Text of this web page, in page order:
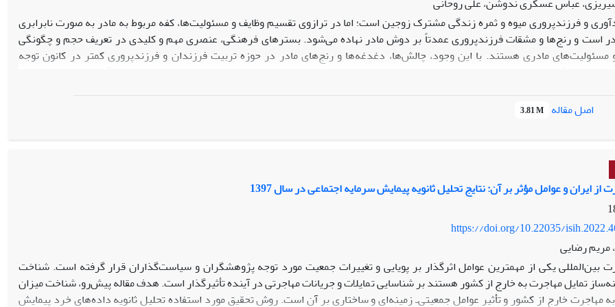
و فرزندپروری میوه و ثمره زندگی مشترک زوجین است؛ اما در ترازوی تقسیم وظایف و مسئولیت‌ها، کفه مربوط به مادر به صورت نابرابری
است و رنج‌ها و مشقات فرزندپروری عمدتاً بر دوش مادر نهاده می‌شود. بسترهای فرهنگی، عنصری مهم و کلیدی در تعریف حجم و چگونگی
مسئولیت‌های مادری هستند. با این وجود، چالش‌ها، دغدغه‌ها و رنج‌های مادر در حوزه تربیت فرزندان و فرزندپروری کمتر در کانون توجه
و فرهنگی بوده است. این مقاله با هدف بررسی این مسائل و چالش‌ها، به روش کیفی انتقادی کارسپیکین صورت گرفته است. داده‌های
زرند استان کرمان و برمبنای مصاحبه عمیق با پانزده مادر دارای فرزند زیر دو سال گردآوری شده است. یافته‌های پژوهش در پنج مرحله
رویکردهای امیک و اتیک‌محور تحلیل و ارائه شد. یافته‌ها نشان‌دهنده فشارها، دغدغه‌ها و چالش‌های فرزندپروری، همیاری ضعیف مردان در
توقعات فزاینده فرزند، ضرورت آرامش در محیط خانواده و نظایر آن بود. برپایه نتایج، رنج‌ها و مشقّات مادر و دغدغه‌ها و مشغله‌های طاقت‌فرسای او
و پرورش فرزند، در شرایط تحولات شتابان اجتماعی و فرهنگی در دوران معاصر مضاعف شده است. از این جهت، ارتقاء حمایت‌های اجتماعی و
مورد تأکید نتایج مطالعه حاضر است.
اصل مقاله 3.81 M
از ایران و عوامل مؤثر بر آن: نتایج تحلیل ثانویه پیمایش سرمایه اجتماعی در سال 1397
https://doi.org/10.22035/
مریم رضایی
بین‌المللی یکی از مهمترین عوامل اثرگذار بر پویایی و تغییرات جمعیت مورد توجه پژوهشگران و سیاست‌گذاران قرار گرفته است. شناخت
تمایل مهاجرت به خارج از کشور هستند بر شناسایی تمایلات و جریانات مهاجرتی در آینده تأثیرگذار است. هدف مقاله پیش‌رو، شناخت میزان
به مهاجرت خارج از کشور و تأثیر عوامل جمعیتی‌ـ‌ زمینه‌ای و ساختاری بر آن است. روش تحقیق مورد استفاده تحلیل ثانویه داده‌های خرد پیمایش